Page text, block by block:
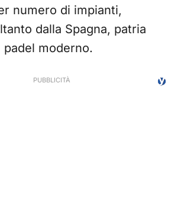
numero di impianti,
dalla Spagna, patria
padel moderno.